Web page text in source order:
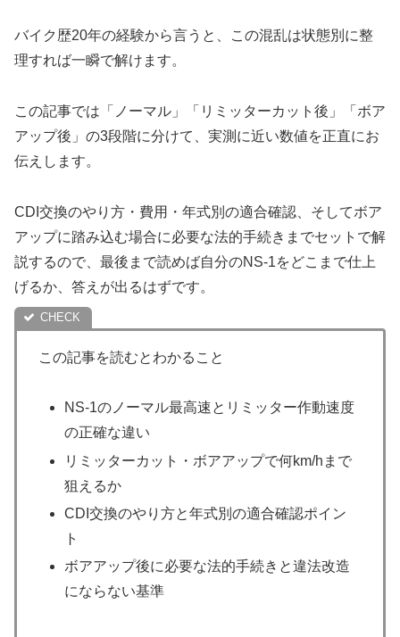
バイク歴20年の経験から言うと、この混乱は状態別に整
理すれば一瞬で解けます。
この記事では「ノーマル」「リミッターカット後」「ボア
アップ後」の3段階に分けて、実測に近い数値を正直にお
伝えします。
CDI交換のやり方・費用・年式別の適合確認、そしてボア
アップに踏み込む場合に必要な法的手続きまでセットで解
説するので、最後まで読めば自分のNS-1をどこまで仕上
げるか、答えが出るはずです。
この記事を読むとわかること
NS-1のノーマル最高速とリミッター作動速度
の正確な違い
リミッターカット・ボアアップで何km/hまで
狙えるか
CDI交換のやり方と年式別の適合確認ポイン
ト
ボアアップ後に必要な法的手続きと違法改造
にならない基準